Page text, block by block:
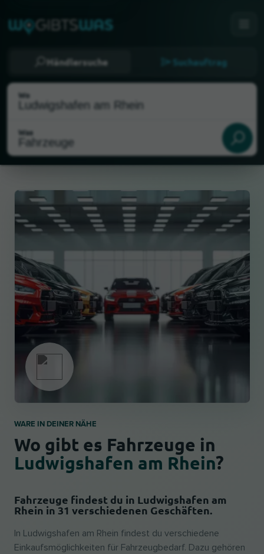
Händlersuche Suchauftrag
Wo
Was
Als meinen Standort wählen
WARE IN DEINER NÄHE
Wo gibt es Fahrzeuge in
Ludwigshafen am Rhein?
Fahrzeuge findest du in Ludwigshafen am
Rhein in 31 verschiedenen Geschäften.
In Ludwigshafen am Rhein findest du verschiedene
Einkaufsmöglichkeiten für Fahrzeugbedarf. Dazu gehören